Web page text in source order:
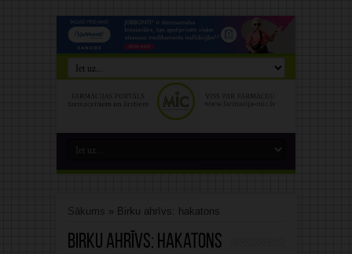
Sākums » Birku ahrīvs: hakatons
Birku ahrīvs: hakatons